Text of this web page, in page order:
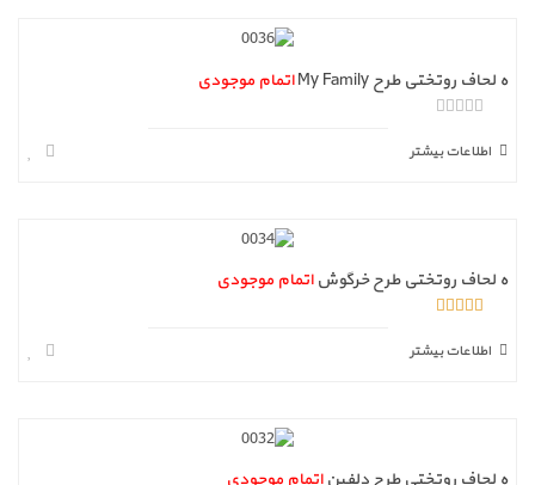
ه لحاف روتختی طرح My Family اتمام موجودی
ز
5
اطلاعات بیشتر
ه لحاف روتختی طرح خرگوشاتمام موجودی
از 5 اطلاعات بیشتر
ه لحاف روتختی طرح دلفیناتمام موجودی